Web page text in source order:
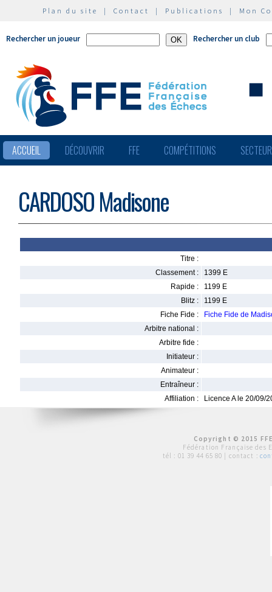
Plan du site | Contact | Publications | Mon
Rechercher un joueur Rechercher un club
ACCUEIL DÉCOUVRIR FFE COMPÉTITIONS
CARDOSO Madisone
Titre :
Classement :
1399 E
Rapide :
1199 E
Blitz :
1199 E
Fiche Fide :
Fiche Fide de
Arbitre national :
Arbitre fide :
Initiateur :
Animateur :
Entraîneur :
Affiliation :
Licence A le 20/09/
Copyright © 2015
Fédération Française des
tél : 01 39 44 65 80 | contact :